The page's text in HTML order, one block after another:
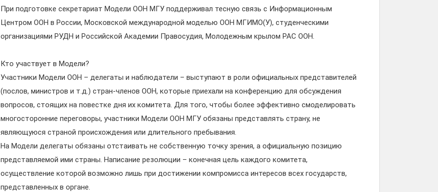
При подготовке секретариат Модели ООН МГУ поддерживал тесную связь с Информационным
Центром ООН в России, Московской международной моделью ООН МГИМО(У), студенческими
организациями РУДН и Российской Академии Правосудия, Молодежным крылом РАС ООН.
Кто участвует в Модели?
Участники Модели ООН – делегаты и наблюдатели – выступают в роли официальных представителей
(послов, министров и т.д.) стран-членов ООН, которые приехали на конференцию для обсуждения
вопросов, стоящих на повестке дня их комитета. Для того, чтобы более эффективно смоделировать
многосторонние переговоры, участники Модели ООН МГУ обязаны представлять страну, не
являющуюся страной происхождения или длительного пребывания.
На Модели делегаты обязаны отстаивать не собственную точку зрения, а официальную позицию
представляемой ими страны. Написание резолюции – конечная цель каждого комитета,
осуществление которой возможно лишь при достижении компромисса интересов всех государств,
представленных в органе.